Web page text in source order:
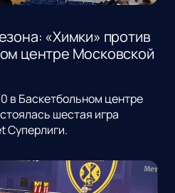
«Химки» против
центре Московской
в Баскетбольном центре
шестая игра
Суперлиги.